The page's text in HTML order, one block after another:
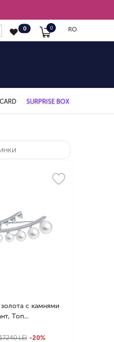
RO
0 0
SURPRISE BOX
с камнями
Топ...
17240LEI -20%